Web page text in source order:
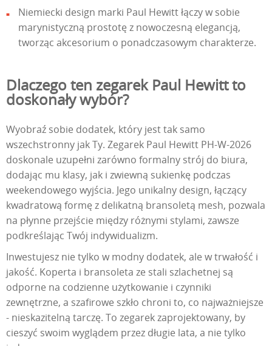
Niemiecki design marki Paul Hewitt łączy w sobie
marynistyczną prostotę z nowoczesną elegancją,
tworząc akcesorium o ponadczasowym charakterze.
Dlaczego ten zegarek Paul Hewitt to
doskonały wybór?
Wyobraź sobie dodatek, który jest tak samo
wszechstronny jak Ty. Zegarek Paul Hewitt PH-W-2026
doskonale uzupełni zarówno formalny strój do biura,
dodając mu klasy, jak i zwiewną sukienkę podczas
weekendowego wyjścia. Jego unikalny design, łączący
kwadratową formę z delikatną bransoletą mesh, pozwala
na płynne przejście między różnymi stylami, zawsze
podkreślając Twój indywidualizm.
Inwestujesz nie tylko w modny dodatek, ale w trwałość i
jakość. Koperta i bransoleta ze stali szlachetnej są
odporne na codzienne użytkowanie i czynniki
zewnętrzne, a szafirowe szkło chroni to, co najważniejsze
- nieskazitelną tarczę. To zegarek zaprojektowany, by
cieszyć swoim wyglądem przez długie lata, a nie tylko